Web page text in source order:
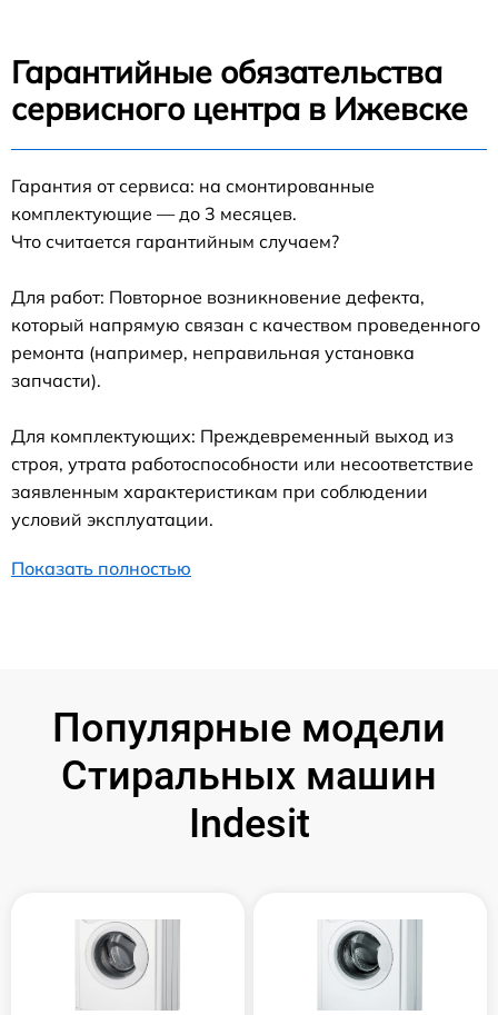
Гарантийные обязательства
сервисного центра в Ижевске
Гарантия от сервиса: на смонтированные
комплектующие — до 3 месяцев.
Что считается гарантийным случаем?
Для работ: Повторное возникновение дефекта,
который напрямую связан с качеством проведенного
ремонта (например, неправильная установка
запчасти).
Для комплектующих: Преждевременный выход из
строя, утрата работоспособности или несоответствие
заявленным характеристикам при соблюдении
условий эксплуатации.
Показать полностью
Популярные модели
Стиральных машин
Indesit